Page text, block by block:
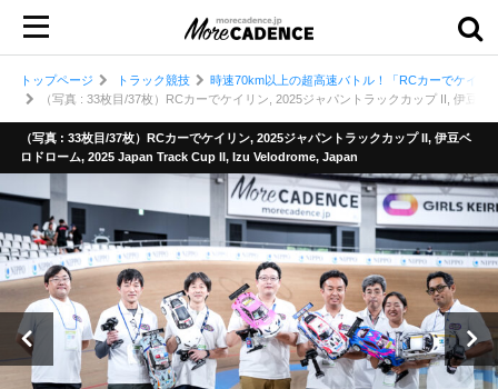
トップページ トラック競技
時速70km以上の超高速バトル！「RCカーでケイリ
（写真 : 33枚目/37枚）RCカーでケイリン, 2025ジャパントラックカップ II, 伊豆
（写真 : 33枚目/37枚）RCカーでケイリン, 2025ジャパントラックカップ II, 伊豆ベ
ロドローム, 2025 Japan Track Cup II, Izu Velodrome, Japan